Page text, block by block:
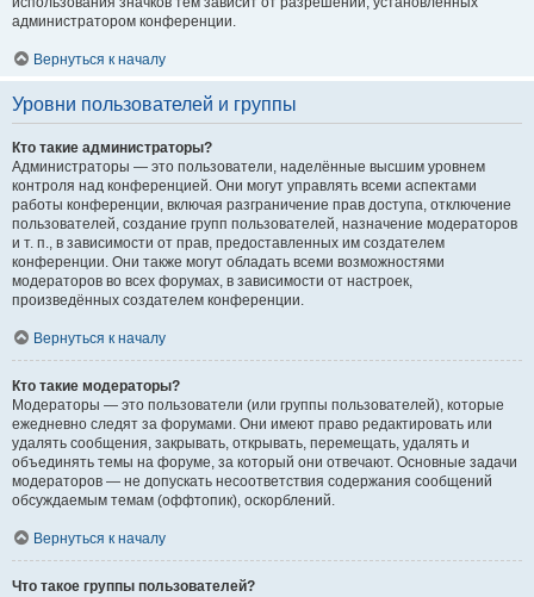
администратором конференции.
Вернуться к началу
Уровни пользователей и группы
Кто такие администраторы?
Администраторы — это пользователи, наделённые высшим уровнем
контроля над конференцией. Они могут управлять всеми аспектами
работы конференции, включая разграничение прав доступа, отключение
пользователей, создание групп пользователей, назначение модераторов
и т. п., в зависимости от прав, предоставленных им создателем
конференции. Они также могут обладать всеми возможностями
модераторов во всех форумах, в зависимости от настроек,
произведённых создателем конференции.
Вернуться к началу
Кто такие модераторы?
Модераторы — это пользователи (или группы пользователей), которые
ежедневно следят за форумами. Они имеют право редактировать или
удалять сообщения, закрывать, открывать, перемещать, удалять и
объединять темы на форуме, за который они отвечают. Основные задачи
модераторов — не допускать несоответствия содержания сообщений
обсуждаемым темам (оффтопик), оскорблений.
Вернуться к началу
Что такое группы пользователей?